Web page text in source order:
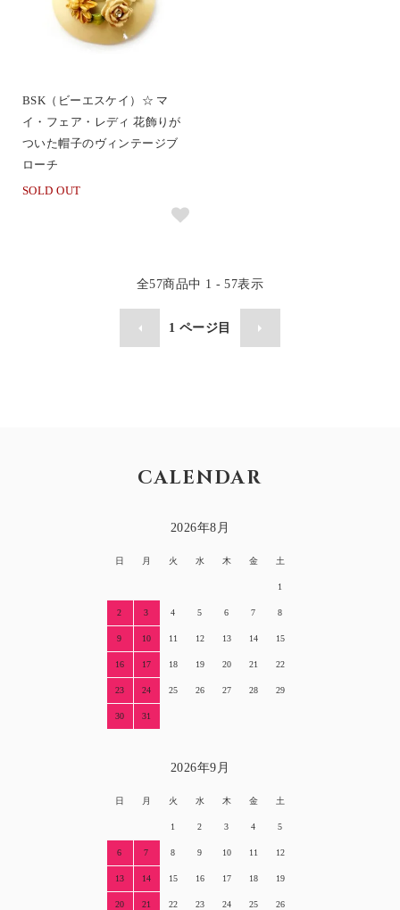
BSK（ビーエスケイ）☆ マ
イ・フェア・レディ 花飾りが
ついた帽子のヴィンテージブ
ローチ
SOLD OUT
全57商品中 1 - 57表示
1ページ目
CALENDAR
2026年8月
日 月 火 水 木 金 土
1
2 3 4 5 6 7 8
9 10 11 12 13 14 15
16 17 18 19 20 21 22
23 24 25 26 27 28 29
30 31
2026年9月
日 月 火 水 木 金 土
1 2 3 4 5
6 7 8 9 10 11 12
13 14 15 16 17 18 19
20 21 22 23 24 25 26